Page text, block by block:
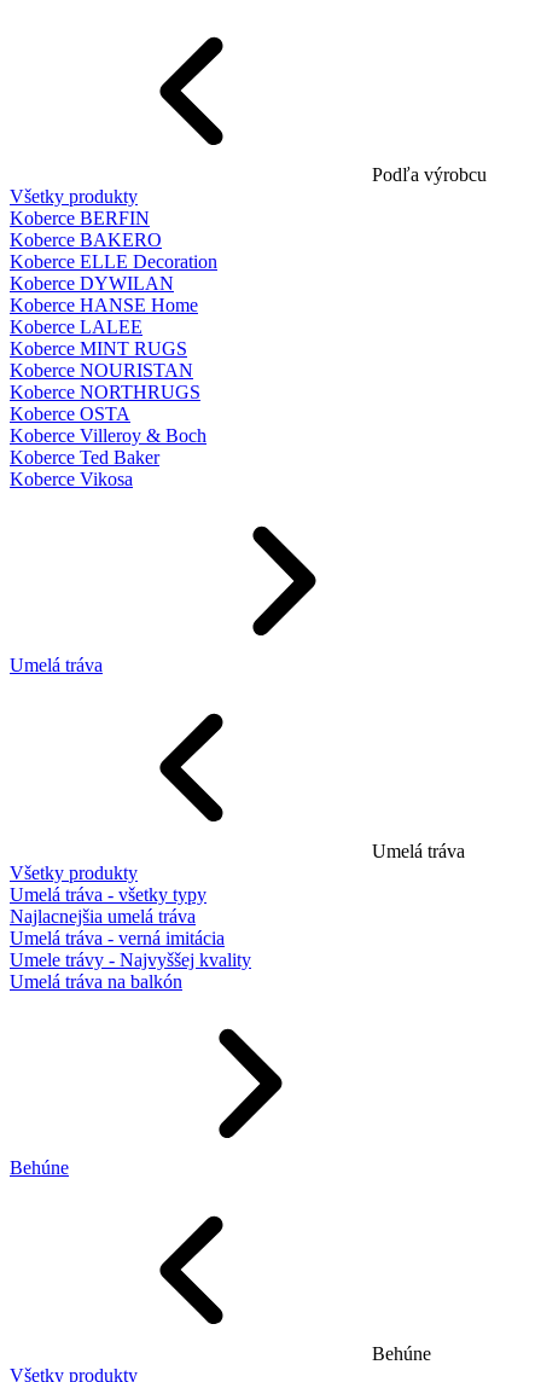
Podľa výrobcu
Všetky produkty
Koberce BERFIN
Koberce BAKERO
Koberce ELLE Decoration
Koberce DYWILAN
Koberce HANSE Home
Koberce LALEE
Koberce MINT RUGS
Koberce NOURISTAN
Koberce NORTHRUGS
Koberce OSTA
Koberce Villeroy & Boch
Koberce Ted Baker
Koberce Vikosa
Umelá tráva
Umelá tráva
Všetky produkty
Umelá tráva - všetky typy
Najlacnejšia umelá tráva
Umelá tráva - verná imitácia
Umele trávy - Najvyššej kvality
Umelá tráva na balkón
Behúne
Behúne
Všetky produkty